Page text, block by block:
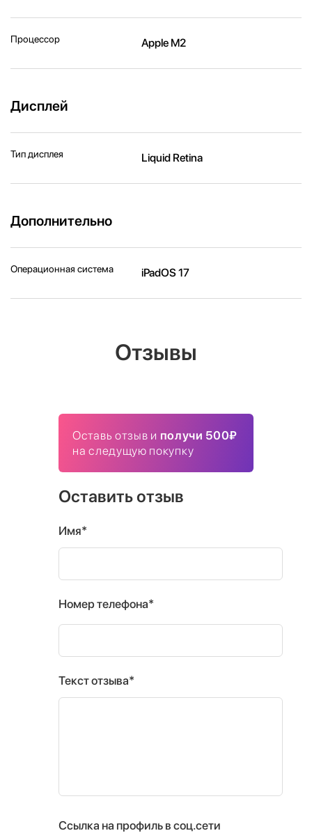
Процессор Apple M2
Дисплей
Тип дисплея Liquid Retina
Дополнительно
Операционная система iPadOS 17
Отзывы
Оставь отзыв и получи 500₽
на следущую покупку
Оставить отзыв
Имя*
Номер телефона*
Текст отзыва*
Ссылка на профиль в соц.сети